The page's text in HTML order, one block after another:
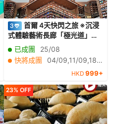
首爾 4天快閃之旅 ※沉浸
式體驗藝術長廊「極光道」、
傳統汗蒸幕體驗、《人氣打卡
熱點》水原Starfield星空圖書
館2.0、龍王山天空步道
已成團
25/08
快將成團
04/09,11/09,18/09,21/09,24/09
HKD 999+
23% OFF